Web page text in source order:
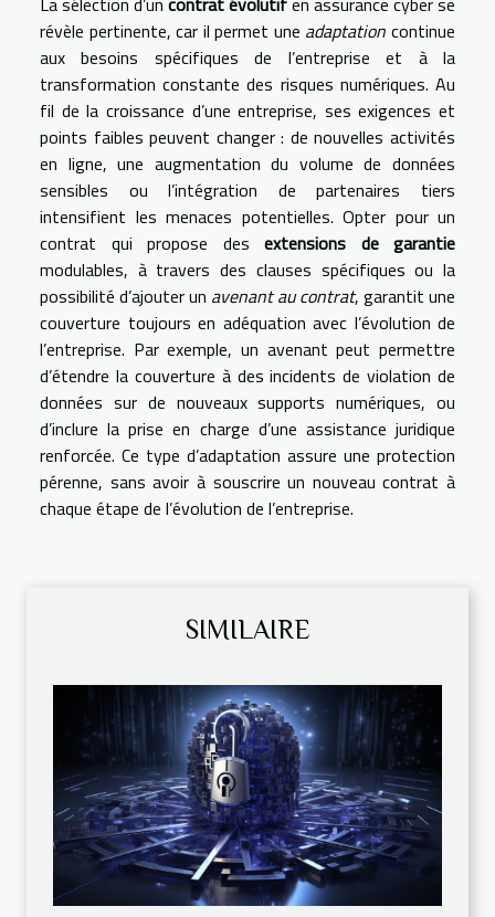
révèle pertinente, car il permet une adaptation continue
aux besoins spécifiques de l’entreprise et à la
transformation constante des risques numériques. Au
fil de la croissance d’une entreprise, ses exigences et
points faibles peuvent changer : de nouvelles activités
en ligne, une augmentation du volume de données
sensibles ou l’intégration de partenaires tiers
intensifient les menaces potentielles. Opter pour un
contrat qui propose des extensions de garantie
modulables, à travers des clauses spécifiques ou la
possibilité d’ajouter un avenant au contrat, garantit une
couverture toujours en adéquation avec l’évolution de
l’entreprise. Par exemple, un avenant peut permettre
d’étendre la couverture à des incidents de violation de
données sur de nouveaux supports numériques, ou
d’inclure la prise en charge d’une assistance juridique
renforcée. Ce type d’adaptation assure une protection
pérenne, sans avoir à souscrire un nouveau contrat à
chaque étape de l’évolution de l’entreprise.
SIMILAIRE